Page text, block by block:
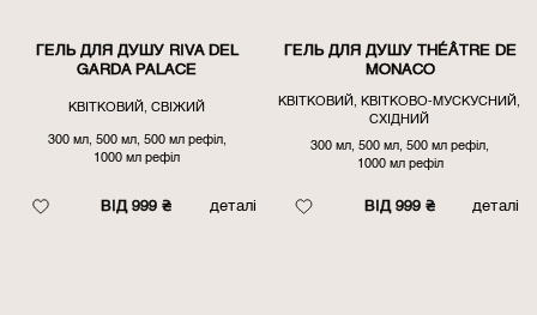
ГЕЛЬ ДЛЯ ДУШУ RIVA DEL
GARDA PALACE
КВІТКОВИЙ, СВІЖИЙ
300 мл, 500 мл, 500 мл рефіл,
1000 мл рефіл
деталі
ВІД 999 ₴
ГЕЛЬ ДЛЯ ДУШУ THÉÂTRE DE
MONACO
КВІТКОВИЙ, КВІТКОВО-МУСКУСНИЙ,
СХІДНИЙ
300 мл, 500 мл, 500 мл рефіл,
1000 мл рефіл
деталі
ВІД 999 ₴